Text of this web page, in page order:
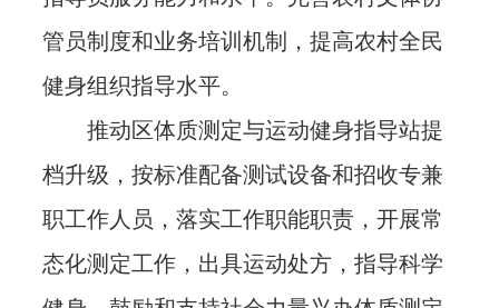
管员制度和业务培训机制，提高农村全民
健身组织指导水平。
推动区体质测定与运动健身指导站提
档升级，按标准配备测试设备和招收专兼
职工作人员，落实工作职能职责，开展常
态化测定工作，出具运动处方，指导科学